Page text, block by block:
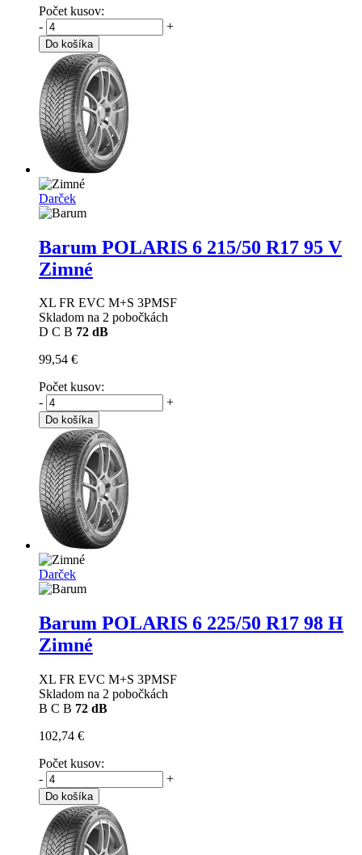
Počet kusov:
-
+
Do košíka
Darček
Barum POLARIS 6 215/50 R17 95 V
Zimné
XL FR EVC M+S 3PMSF
Skladom na 2 pobočkách
D C B 72 dB
99,54 €
Počet kusov:
-
+
Do košíka
Darček
Barum POLARIS 6 225/50 R17 98 H
Zimné
XL FR EVC M+S 3PMSF
Skladom na 2 pobočkách
B C B 72 dB
102,74 €
Počet kusov:
-
+
Do košíka